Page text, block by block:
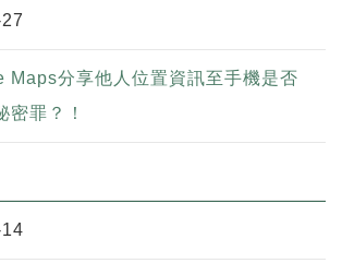
Maps分享他人位置資訊至手機是否
密罪？！